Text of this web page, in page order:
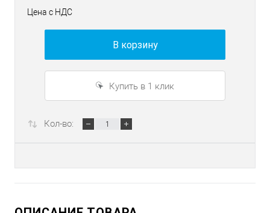
Цена с НДС
В корзину
Купить в 1 клик
Кол-во: